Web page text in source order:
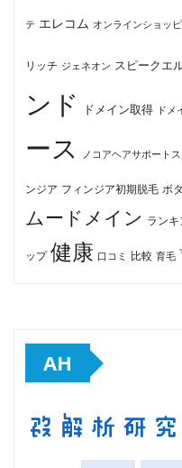
テ エレコム オンラインショッ
リッチ ジェネオン スピークエ
ンド
ドメイン取得 ドメ
ース
ノコアヘアサポート
ンジア フィンジア初期脱毛 ボ
ムードメイン ランキ
ップ 健康 口コミ 比較 育毛
AH